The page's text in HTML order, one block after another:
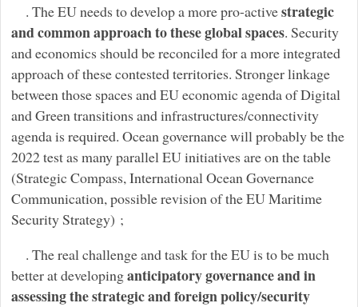
. The EU needs to develop a more pro-activestrategic
and common approach to these global spaces. Security
and economics should be reconciled for a more integrated
approach of these contested territories. Stronger linkage
between those spaces and EU economic agenda of Digital
and Green transitions and infrastructures/connectivity
agenda is required. Ocean governance will probably be the
2022 test as many parallel EU initiatives are on the table
(Strategic Compass, International Ocean Governance
Communication, possible revision of the EU Maritime
Security Strategy) ;
. The real challenge and task for the EU is to be much
better at developinganticipatory governance and in
assessing the strategic and foreign policy/security